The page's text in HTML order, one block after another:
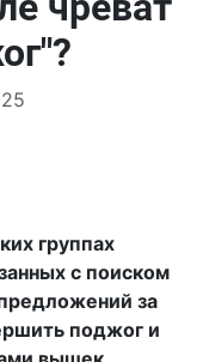
группах
с поиском
за
поджог и